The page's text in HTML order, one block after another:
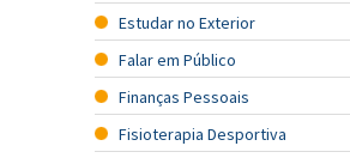
Estudar no Exterior
Falar em Público
Finanças Pessoais
Fisioterapia Desportiva